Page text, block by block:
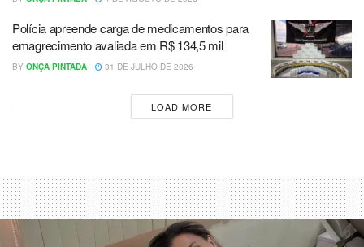
Polícia apreende carga de medicamentos para
emagrecimento avaliada em R$ 134,5 mil
BY ONÇA PINTADA 31 DE JULHO DE 2026
LOAD MORE